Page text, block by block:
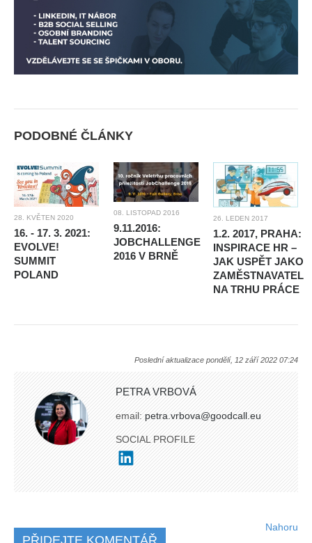
PODOBNÉ ČLÁNKY
28. KVĚTEN 2020
16. - 17. 3. 2021:
EVOLVE!
SUMMIT
POLAND
08. LISTOPAD 2016
9.11.2016:
JOBCHALLENGE
2016 V BRNĚ
26. LEDEN 2017
1.2. 2017, PRAHA:
INSPIRACE HR –
JAK USPĚT JAKO
ZAMĚSTNAVATEL
NA TRHU PRÁCE
Poslední aktualizace pondělí, 12 září 2022 07:24
PETRA VRBOVÁ
email:petra.vrbova@goodcall.eu
SOCIAL PROFILE
Nahoru